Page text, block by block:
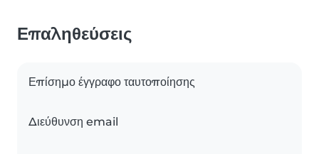
Επαληθεύσεις
Επίσημο έγγραφο ταυτοποίησης
Διεύθυνση email